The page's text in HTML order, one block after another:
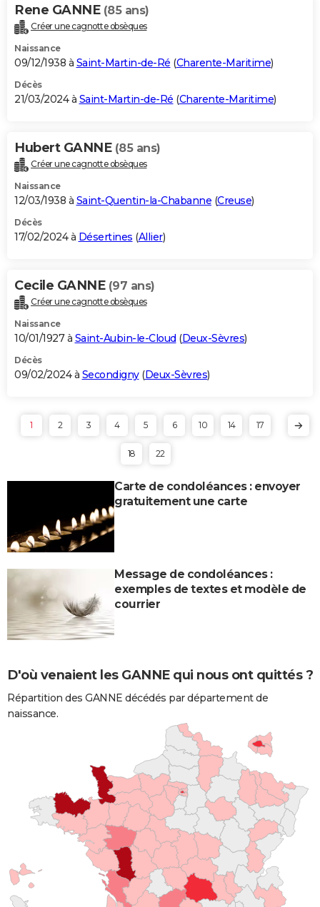
Rene GANNE (85 ans)
Créer une cagnotte obsèques
Naissance
09/12/1938 à Saint-Martin-de-Ré (Charente-Maritime)
Décès
21/03/2024 à Saint-Martin-de-Ré (Charente-Maritime)
Hubert GANNE (85 ans)
Créer une cagnotte obsèques
Naissance
12/03/1938 à Saint-Quentin-la-Chabanne (Creuse)
Décès
17/02/2024 à Désertines (Allier)
Cecile GANNE (97 ans)
Créer une cagnotte obsèques
Naissance
10/01/1927 à Saint-Aubin-le-Cloud (Deux-Sèvres)
Décès
09/02/2024 à Secondigny(Deux-Sèvres)
1 2 3 4 5 6 10 14 17
18 22
Carte de condoléances : envoyer
gratuitement une carte
Message de condoléances :
exemples de textes et modèle de
courrier
D'où venaient les GANNE qui nous ont quittés ?
Répartition des GANNE décédés par département de
naissance.